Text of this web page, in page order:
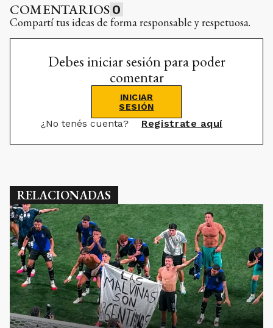
COMENTARIOS 0
Compartí tus ideas de forma responsable y respetuosa.
Debes iniciar sesión para poder
comentar
INICIAR
SESIÓN
¿No tenés cuenta? Registrate aquí
RELACIONADAS